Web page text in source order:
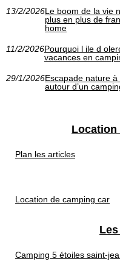
13/2/2026Le boom de la vie
plus en plus de
home
11/2/2026Pourquoi l ile d
vacances en
29/1/2026Escapade nature
autour d’un
Location
Plan les articles
Location de camping car
Camping 5 étoiles saint-